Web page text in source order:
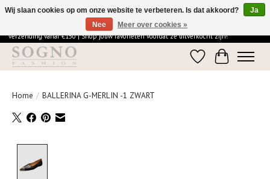
Ontdek de elegantie van SOGNO Fashion | Vandaag besteld = morgen in huis | Gratis
verzending vanaf €150 | Shop jouw favorieten voordat ze uitverkocht zijn!
Verlanglijst
Home / BALLERINA G-MERLIN -1 ZWART
Wij slaan cookies op om onze website te verbeteren. Is dat akkoord?
Ja
Nee
Meer over cookies »